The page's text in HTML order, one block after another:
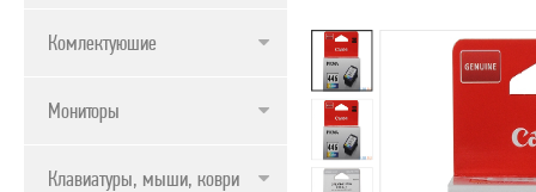
КОМЛЕКТУЮШИЕ
КЛАВИАТУРЫ, МЫШИ, КОВРИКИ
Комлектуюшие
Мониторы
Клавиатуры, мыши, коврики